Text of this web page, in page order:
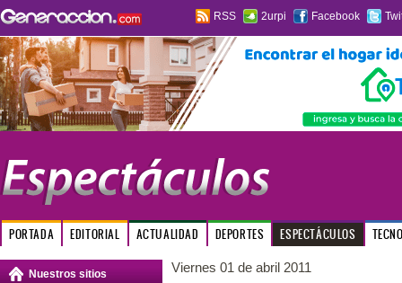
RSS 2urpi Facebook
PORTADA EDITORIAL ACTUALIDAD DEPORTES ESPECTÁCULOS
Nuestros sitios Viernes 01 de abril 2011